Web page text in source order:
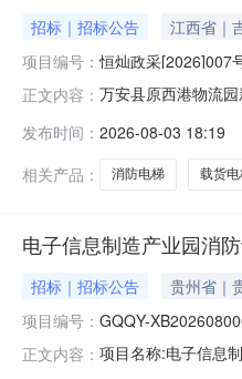
招标｜招标公告 江西省｜
项目编号： 恒灿政采[2026]007
正文内容： 万安县原西港物流
（北京时间）前提
标价法招标控制价：
发布时间： 2026-08-03 18:19
相关产品：
消防电梯 载货
电子信息制造产业园消
招标｜招标公告 贵州省｜
项目编号： GQQY-
正文内容： 项目名称:电子信息